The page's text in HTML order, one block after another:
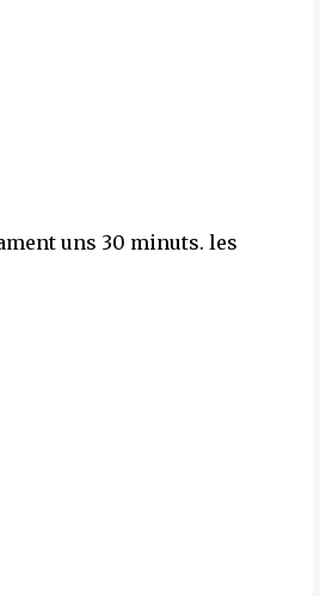
uns 30 minuts. les